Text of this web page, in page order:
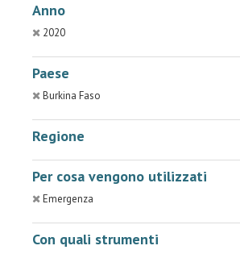
Anno
2020
Paese
Burkina Faso
Regione
Per cosa vengono utilizzati
Emergenza
Con quali strumenti